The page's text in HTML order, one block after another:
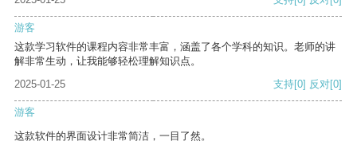
游客
这款学习软件的课程内容非常丰富，涵盖了各个学科的知识。老师的讲
解非常生动，让我能够轻松理解知识点。
2025-01-25
支持[0] 反对[0]
游客
这款软件的界面设计非常简洁，一目了然。